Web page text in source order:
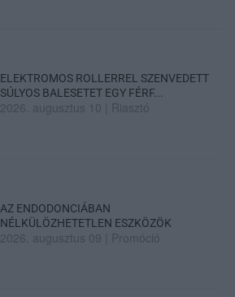
ELEKTROMOS ROLLERREL SZENVEDETT
SÚLYOS BALESETET EGY FÉRF...
2026. augusztus 10 Riasztó
AZ ENDODONCIÁBAN
NÉLKÜLÖZHETETLEN ESZKÖZÖK
2026. augusztus 09 Promóció